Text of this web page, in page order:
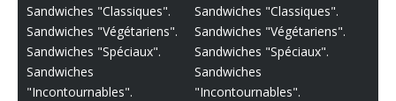
Sandwiches "Classiques".
Sandwiches "Classiques".
Sandwiches "Végétariens".
Sandwiches "Végétariens".
Sandwiches "Spéciaux".
Sandwiches "Spéciaux".
Sandwiches
"Incontournables".
Sandwiches
"Incontournables".